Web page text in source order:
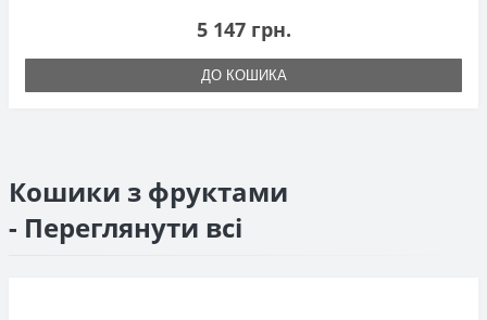
5 147 грн.
ДО КОШИКА
Кошики з фруктами
- Переглянути всі